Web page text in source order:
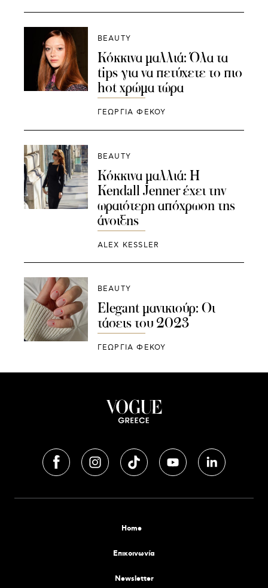
BEAUTY
Kόκκινα μαλλιά: Όλα τα
tips για να πετύχετε το πιο
hot χρώμα τώρα
ΓΕΩΡΓΙΑ ΦΕΚΟΥ
BEAUTY
Κόκκινα μαλλιά: Η
Kendall Jenner έχει την
ωραιότερη απόχρωση της
άνοιξης
ALEX KESSLER
BEAUTY
Elegant μανικιούρ: Οι
τάσεις του 2023
ΓΕΩΡΓΙΑ ΦΕΚΟΥ
Home
Επικοινωνία
Newsletter